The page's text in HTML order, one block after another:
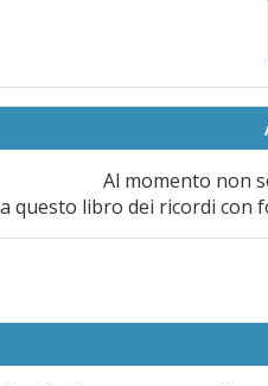
Al momento non
questo libro dei ricordi